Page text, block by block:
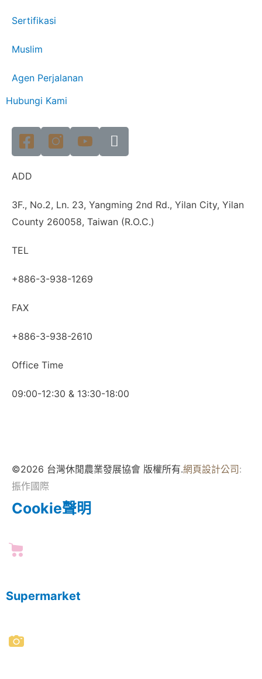
Sertifikasi
Muslim
Agen Perjalanan
Hubungi Kami
ADD
3F., No.2, Ln. 23, Yangming 2nd Rd., Yilan City, Yilan
County 260058, Taiwan (R.O.C.)
TEL
+886-3-938-1269
FAX
+886-3-938-2610
Office Time
09:00-12:30 & 13:30-18:00
©2026 台灣休閒農業發展協會 版權所有.網頁設計公司:
振作國際
Cookie聲明
Supermarket